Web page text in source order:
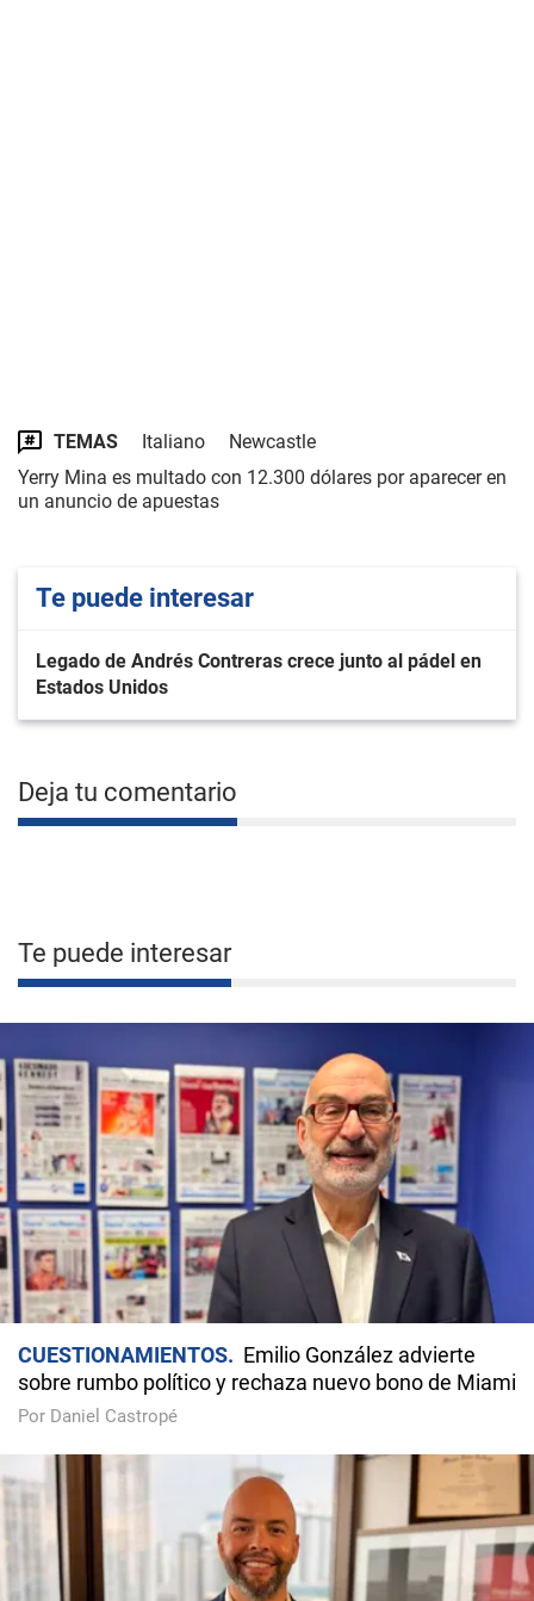
TEMAS Italiano
Newcastle
Yerry Mina es multado con 12.300 dólares por aparecer en
un anuncio de apuestas
Te puede interesar
Legado de Andrés Contreras crece junto al pádel en
Estados Unidos
Deja tu comentario
Te puede interesar
CUESTIONAMIENTOS
Emilio González advierte
sobre rumbo político y rechaza nuevo bono de Miami
Por Daniel Castropé